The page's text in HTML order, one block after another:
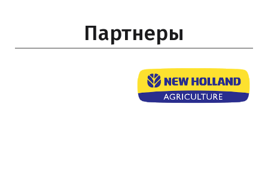
Партнеры